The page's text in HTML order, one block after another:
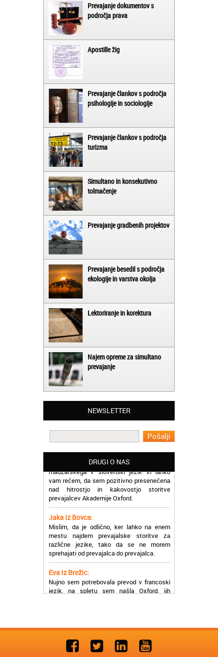
Prevajanje dokumentov s
področja prava
Apostille žig
Prevajanje člankov s področja
psihologije in sociologije
Prevajanje člankov s področja
turizma
Simultano in konsekutivno
tolmačenje
Prevajanje gradbenih projektov
Prevajanje besedil s področja
ekologije in varstva okolja
Lektoriranje in korektura
Najem opreme za simultano
prevajanje
NEWSLETTER
DRUGI O NAS
Matjaž iz Ajdovščine:
Lahko pohvalim vse zaposlene v Akademiji
Oxford, ker so resnično profesionalni in
prevajalske storitve opravljajo hitro in
učinkoviti.
madžarskega v slovenski jezik in lahko
vam rečem, da sem pozitivno presenečena
nad hitrostjo in kakovostjo storitve
prevajalcev Akademije Oxford.
Jaka iz Bovca:
Mislim, da je odlično, ker lahko na enem
mestu najdem prevajalske storitve za
različne jezike, tako da se ne morem
sprehajati od prevajalca do prevajalca.
Eva iz Brežic:
Nujno sem potrebovala prevod v francoski
jezik, na spletu sem našla Oxford, jih
poklicala in v roku nekaj ur sem po
elektronski pošti prejela prevod. Resnično
Uslužni, hitri in ljubeznivi, za njih imam
samo pohvalne besede!